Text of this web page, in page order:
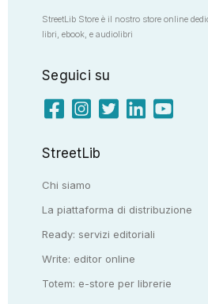
StreetLib Store è il nostro store online
libri, ebook, e audiolibri
Seguici su
StreetLib
Chi siamo
La piattaforma di distribuzione
Ready: servizi editoriali
Write: editor online
Totem: e-store per librerie